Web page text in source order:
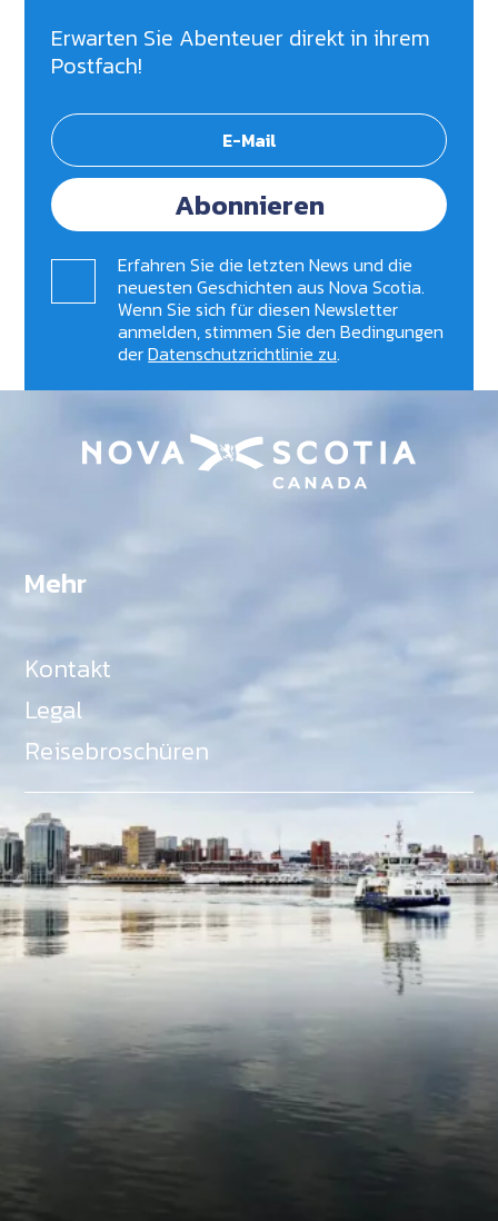
Erwarten Sie Abenteuer direkt in ihrem
Postfach!
Abonnieren
Erfahren Sie die letzten News und die
neuesten Geschichten aus Nova Scotia.
Wenn Sie sich für diesen Newsletter
anmelden, stimmen Sie den Bedingungen
derDatenschutzrichtlinie zu.
Mehr
Kontakt
Legal
Reisebroschüren
Als Teil des Ministeriums für Gemeinden, Kultur,
Tourismus und Kulturerbe, setzt sich Tourism Nova
Scotia aktiv für die Förderung von
Gleichberechtigung, Vielfalt, Inklusion und
Barrierefreiheit in ganz Nova Scotia ein und
unterstützt Partner, die dieses Engagement teilen.
Nova Scotia, Kanada, befindet sich in Mi'kma'ki, dem
angestammten Gebiet der Mi'kmaq - ein Gebiet
welches wir anerkennen und ehren.
©
NovaScotia.com . All Rights Reserved.